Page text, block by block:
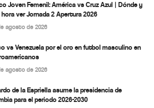
Joven Femenil: América vs Cruz Azul | Dónde y
hora ver Jornada 2 Apertura 2026
agosto de 2026
vs Venezuela por el oro en futbol masculino en
agosto de 2026
de la Espriella asume la presidencia de
para el periodo 2026-2030